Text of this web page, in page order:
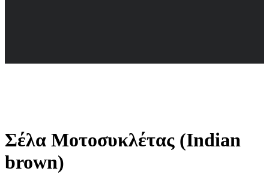
Σέλα Μοτοσυκλέτας (Indian
brown)